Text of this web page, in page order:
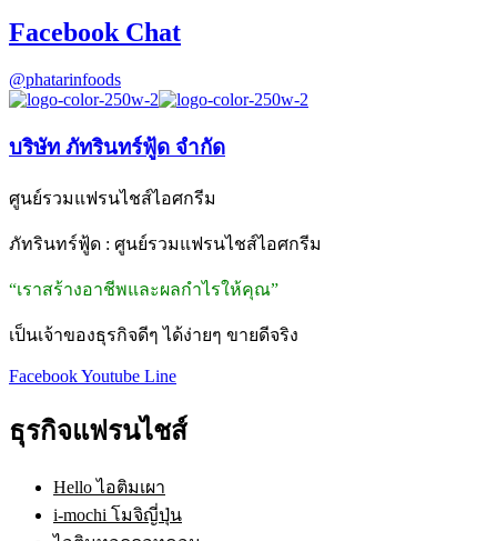
Facebook Chat
@phatarinfoods
บริษัท ภัทรินทร์ฟู้ด จำกัด
ศูนย์รวมแฟรนไชส์ไอศกรีม
ภัทรินทร์ฟู้ด : ศูนย์รวมแฟรนไชส์ไอศกรีม
“เราสร้างอาชีพและผลกำไรให้คุณ”
เป็นเจ้าของธุรกิจดีๆ ได้ง่ายๆ ขายดีจริง
FacebookYoutube Line
ธุรกิจแฟรนไชส์
Hello ไอติมเผา
i-mochi โมจิญี่ปุ่น